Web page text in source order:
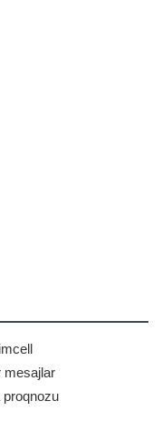
mesajlar
proqnozu